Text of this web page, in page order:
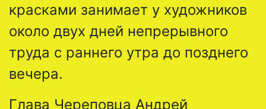
красками занимает у художников
около двух дней непрерывного
труда с раннего утра до позднего
вечера.
Глава Череповца Андрей